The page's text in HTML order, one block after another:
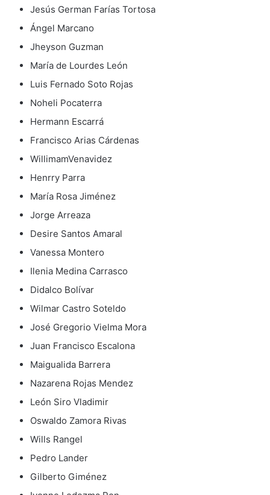
Jesús German Farías Tortosa
Ángel Marcano
Jheyson Guzman
María de Lourdes León
Luis Fernado Soto Rojas
Noheli Pocaterra
Hermann Escarrá
Francisco Arias Cárdenas
WillimamVenavidez
Henrry Parra
María Rosa Jiménez
Jorge Arreaza
Desire Santos Amaral
Vanessa Montero
Ilenia Medina Carrasco
Didalco Bolívar
Wilmar Castro Soteldo
José Gregorio Vielma Mora
Juan Francisco Escalona
Maigualida Barrera
Nazarena Rojas Mendez
León Siro Vladimir
Oswaldo Zamora Rivas
Wills Rangel
Pedro Lander
Gilberto Giménez